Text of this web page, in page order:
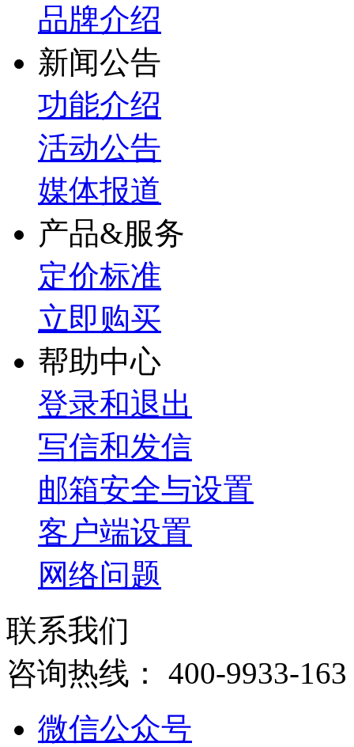
品牌介绍
新闻公告
功能介绍
活动公告
媒体报道
产品&服务
定价标准
立即购买
帮助中心
登录和退出
写信和发信
邮箱安全与设置
客户端设置
网络问题
联系我们
咨询热线： 400-9933-163
微信公众号